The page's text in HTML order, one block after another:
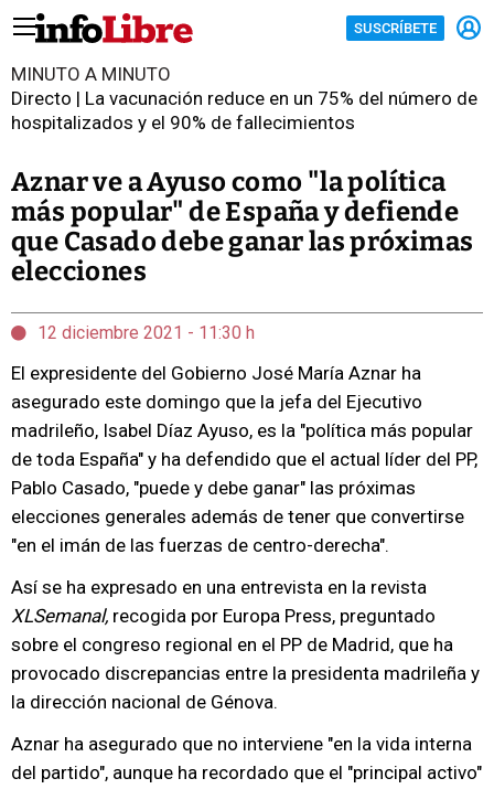
SUSCRÍBETE
MINUTO A MINUTO
Directo | La vacunación reduce en un 75% del número de
hospitalizados y el 90% de fallecimientos
Aznar ve a Ayuso como "la política
más popular" de España y defiende
que Casado debe ganar las próximas
elecciones
12 diciembre 2021 - 11:30 h
El expresidente del Gobierno José María Aznar ha
asegurado este domingo que la jefa del Ejecutivo
madrileño, Isabel Díaz Ayuso, es la "política más popular
de toda España" y ha defendido que el actual líder del PP,
Pablo Casado, "puede y debe ganar" las próximas
elecciones generales además de tener que convertirse
"en el imán de las fuerzas de centro-derecha".
Así se ha expresado en una entrevista en la revista
XLSemanal, recogida por Europa Press, preguntado
sobre el congreso regional en el PP de Madrid, que ha
provocado discrepancias entre la presidenta madrileña y
la dirección nacional de Génova.
Aznar ha asegurado que no interviene "en la vida interna
del partido", aunque ha recordado que el "principal activo"